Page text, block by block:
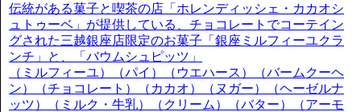
伝統がある菓子と喫茶の店「ホレンディッシェ・カカオシ
ュトゥーベ」が提供している、チョコレートでコーテイン
グされた三越銀座店限定のお菓子「銀座ミルフィーユクラ
ンチ」と、「バウムシュピッツ」
（ミルフィーユ）（パイ）（ウエハース）（バームクーヘ
ン）（チョコレート）（カカオ）（ヌガー）（ヘーゼルナ
ッツ）（ミルク・牛乳）（クリーム）（バター）（アーモ